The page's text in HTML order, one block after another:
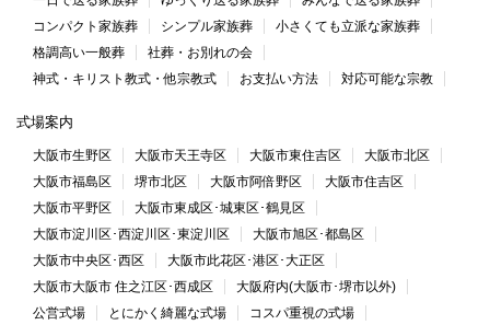
コンパクト家族葬
シンプル家族葬
小さくても立派な家族葬
格調高い一般葬
社葬・お別れの会
神式・キリスト教式・他宗教式
お支払い方法 対応可能な宗教
式場案内
大阪市生野区 大阪市天王寺区 大阪市東住吉区
大阪市北区
大阪市福島区
堺市北区 大阪市阿倍野区
大阪市住吉区
大阪市平野区
大阪市東成区･城東区･鶴見区
大阪市淀川区･西淀川区･東淀川区
大阪市旭区･都島区
大阪市中央区･西区
大阪市此花区･港区･大正区
大阪市大阪市 住之江区･西成区
大阪府内(大阪市･堺市以外)
公営式場
とにかく綺麗な式場 コスパ重視の式場